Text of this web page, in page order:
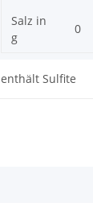
Salz in
g
0
enthält Sulfite